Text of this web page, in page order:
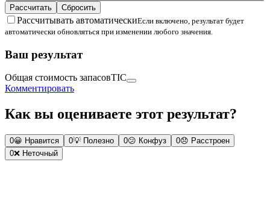
Рассчитать Сбросить
Рассчитывать автоматическиЕсли включено, результат будет
автоматически обновляться при изменении любого значения.
Ваш результат
Общая стоимость запасовTIC
Комментировать
Как вы оцениваете этот результат?
0😀 Нравится 0💡 Полезно 0😕 Конфуз 0😞 Расстроен
0❌ Неточный